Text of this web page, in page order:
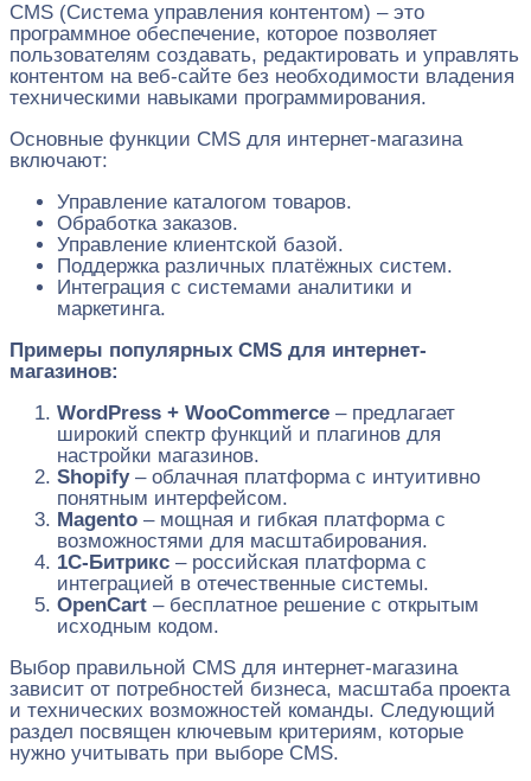
CMS (Система управления контентом) – это
программное обеспечение, которое позволяет
пользователям создавать, редактировать и управлять
контентом на веб-сайте без необходимости владения
техническими навыками программирования.
Основные функции CMS для интернет-магазина
включают:
Управление каталогом товаров.
Обработка заказов.
Управление клиентской базой.
Поддержка различных платёжных систем.
Интеграция с системами аналитики и
маркетинга.
Примеры популярных CMS для интернет-
магазинов:
WordPress + WooCommerce – предлагает
широкий спектр функций и плагинов для
настройки магазинов.
Shopify– облачная платформа с интуитивно
понятным интерфейсом.
Magento – мощная и гибкая платформа с
возможностями для масштабирования.
1C-Битрикс – российская платформа с
интеграцией в отечественные системы.
OpenCart – бесплатное решение с открытым
исходным кодом.
Выбор правильной CMS для интернет-магазина
зависит от потребностей бизнеса, масштаба проекта
и технических возможностей команды. Следующий
раздел посвящен ключевым критериям, которые
нужно учитывать при выборе CMS.